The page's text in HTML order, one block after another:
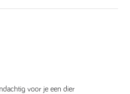
voor je een dier